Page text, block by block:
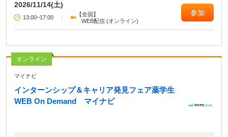
2026/11/14(土)
13:00~17:00 |
【全国】
WEB配信 (オンライン)
参加
オンライン
マイナビ
インターンシップ＆キャリア発見フェア薬学生
WEB On Demand マイナビ